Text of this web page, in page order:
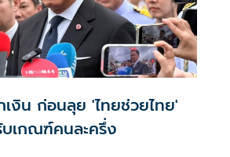
เงิน ก่อนลุย 'ไทยช่วยไทย'
เกณฑ์คนละครึ่ง